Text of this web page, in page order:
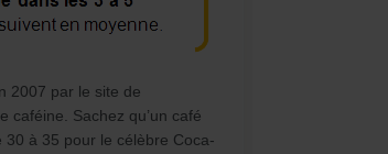
2007 par le site de
caféine. Sachez qu’un café
à 35 pour le célèbre Coca-